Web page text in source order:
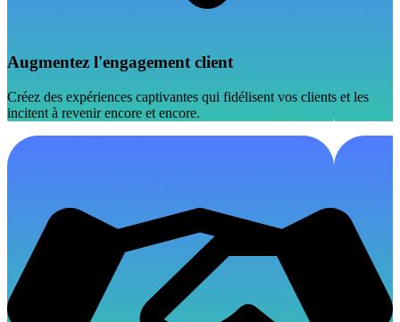
Augmentez l'engagement client
Créez des expériences captivantes qui fidélisent vos clients et les
incitent à revenir encore et encore.